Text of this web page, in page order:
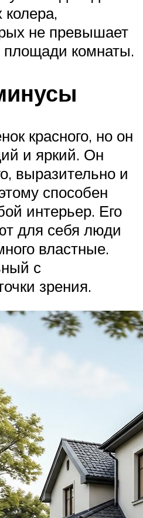
не превышает
комнаты.
красного, но он
и яркий. Он
выразительно и
способен
интерьер. Его
для себя люди
властные.
с
зрения.